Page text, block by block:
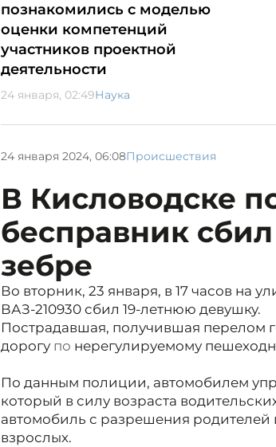
познакомились с моделью
оценки компетенций
участников проектной
деятельности
24 января, 02:49Наука
24 января 2024, 06:08Происшествия
В Кисловодске
бесправник
зебре
Во вторник, 23 января, в 17 часов на
ВАЗ-210930 сбил 19-летнюю девушку.
Пострадавшая, получившая перелом
дорогу по нерегулируемому
По данным полиции, автомобилем
который в силу возраста
автомобиль с разрешения родителей
взрослых.